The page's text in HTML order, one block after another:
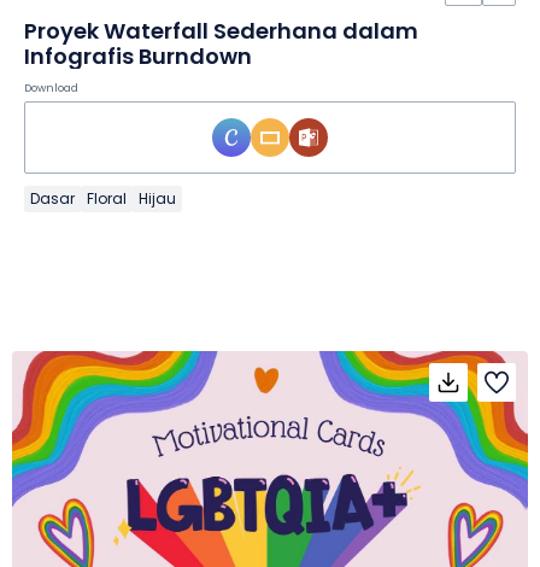
Proyek Waterfall Sederhana dalam
Infografis Burndown
Download
Dasar Floral Hijau